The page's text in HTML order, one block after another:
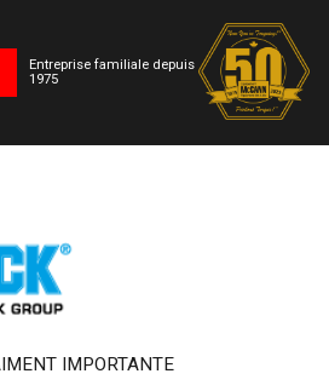
Entreprise familiale depuis
1975
IMPORTANTE